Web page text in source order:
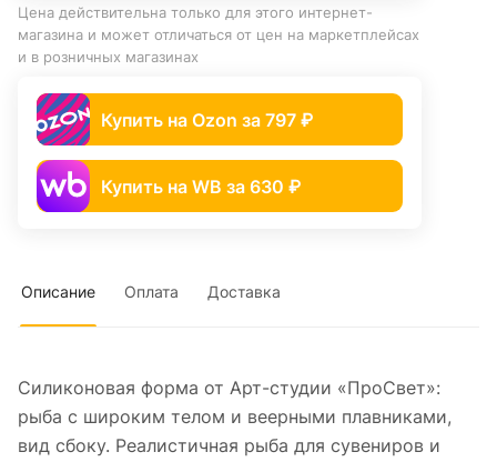
Цена действительна только для этого интернет-
магазина и может отличаться от цен на маркетплейсах
и в розничных магазинах
Купить на Ozon за 797 ₽
Купить на WB за 630 ₽
Описание Оплата Доставка
Силиконовая форма от Арт-студии «ПроСвет»:
рыба с широким телом и веерными плавниками,
вид сбоку. Реалистичная рыба для сувениров и